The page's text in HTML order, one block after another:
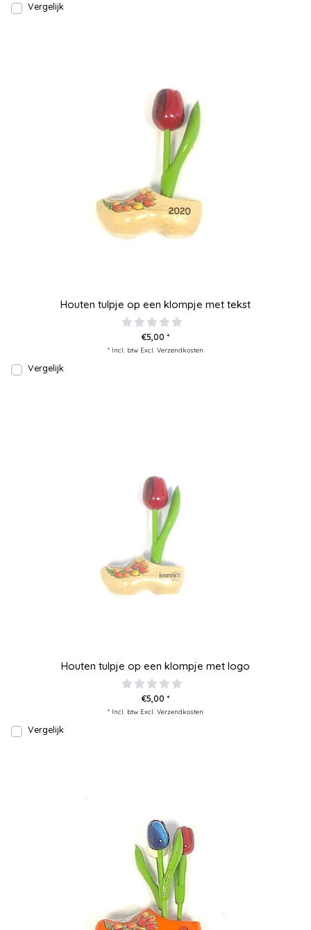
Vergelijk
Houten tulpje op een klompje met tekst
€5,00 *
* Incl. btw Excl. Verzendkosten
Vergelijk
Houten tulpje op een klompje met logo
€5,00 *
* Incl. btw Excl. Verzendkosten
Vergelijk